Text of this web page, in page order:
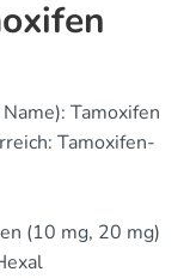
Tamoxifen
Tamoxifen-
(10 mg, 20 mg)